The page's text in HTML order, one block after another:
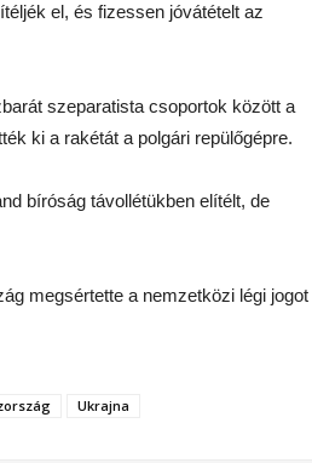
el, és fizessen jóvátételt az
szeparatista csoportok között a
ki a rakétát a polgári repülőgépre.
bíróság távollétükben elítélt, de
megsértette a nemzetközi légi jogot
Ukrajna